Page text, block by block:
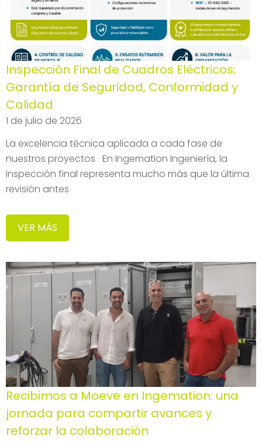
Inspección Final de Cuadros Eléctricos:
Garantía de Seguridad, Conformidad y
Calidad
1 de julio de 2026
La excelencia técnica aplicada a cada fase de
nuestros proyectos En Ingemation Ingeniería, la
inspección final representa mucho más que la última
revisión antes
VER MÁS
Recibimos a Moeve en Ingemation: una
jornada para compartir avances y
reforzar la colaboración